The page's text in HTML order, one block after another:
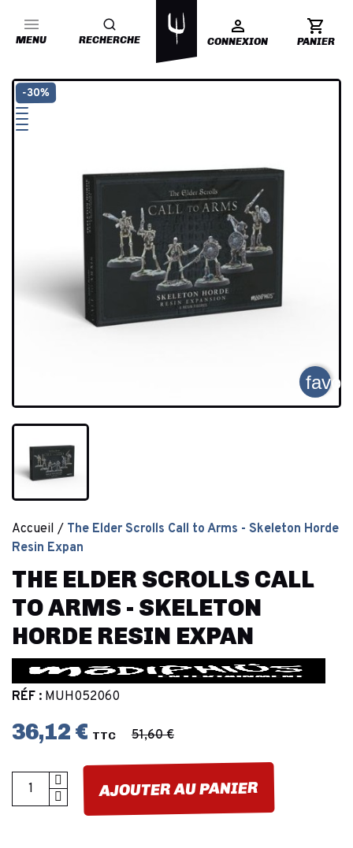
MENU RECHERCHE CONNEXION PANIER
-30%
Accueil
The Elder Scrolls Call to Arms - Skeleton Horde
Resin Expan
THE ELDER SCROLLS CALL
TO ARMS - SKELETON
HORDE RESIN EXPAN
RÉF : MUH052060
36,12 € TTC 51,60 €
AJOUTER AU PANIER